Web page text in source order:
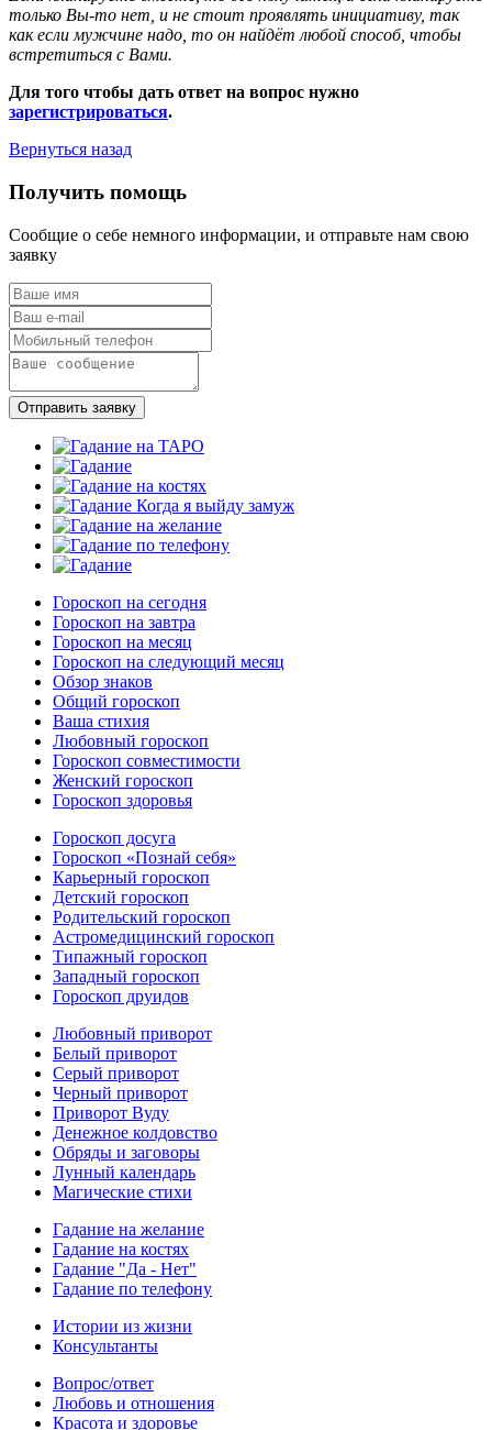
только Вы-то нет, и не стоит проявлять инициативу, так
как если мужчине надо, то он найдёт любой способ, чтобы
встретиться с Вами.
Для того чтобы дать ответ на вопрос нужно
зарегистрироваться.
Вернуться назад
Получить помощь
Сообщие о себе немного информации, и отправьте нам свою
заявку
Отправить заявку
Гороскоп на сегодня
Гороскоп на завтра
Гороскоп на месяц
Гороскоп на следующий месяц
Обзор знаков
Общий гороскоп
Ваша стихия
Любовный гороскоп
Гороскоп совместимости
Женский гороскоп
Гороскоп здоровья
Гороскоп досуга
Гороскоп «Познай себя»
Карьерный гороскоп
Детский гороскоп
Родительский гороскоп
Астромедицинский гороскоп
Типажный гороскоп
Западный гороскоп
Гороскоп друидов
Любовный приворот
Белый приворот
Серый приворот
Черный приворот
Приворот Вуду
Денежное колдовство
Обряды и заговоры
Лунный календарь
Магические стихи
Гадание на желание
Гадание на костях
Гадание "Да - Нет"
Гадание по телефону
Истории из жизни
Консультанты
Вопрос/ответ
Любовь и отношения
Красота и здоровье